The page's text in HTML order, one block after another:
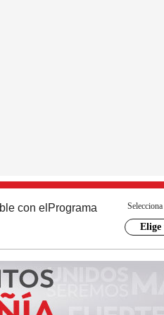
con el Programa
Elige